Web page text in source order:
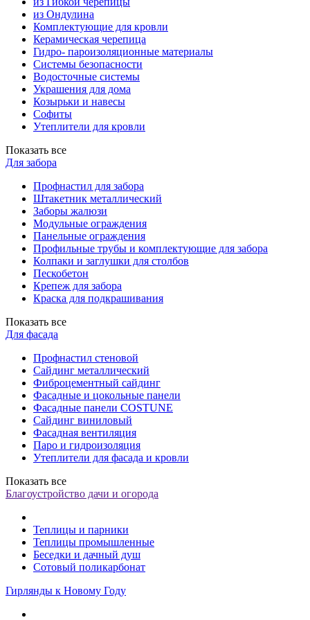
из Ондулина
Комплектующие для кровли
Керамическая черепица
Гидро- пароизоляционные материалы
Системы безопасности
Водосточные системы
Украшения для дома
Козырьки и навесы
Софиты
Утеплители для кровли
Показать все
Для забора
Профнастил для забора
Штакетник металлический
Заборы жалюзи
Модульные ограждения
Панельные ограждения
Профильные трубы и комплектующие для забора
Колпаки и заглушки для столбов
Пескобетон
Крепеж для забора
Краска для подкрашивания
Показать все
Для фасада
Профнастил стеновой
Сайдинг металлический
Фиброцементный сайдинг
Фасадные и цокольные панели
Фасадные панели COSTUNE
Сайдинг виниловый
Фасадная вентиляция
Паро и гидроизоляция
Утеплители для фасада и кровли
Показать все
Благоустройство дачи и огорода
Теплицы и парники
Теплицы промышленные
Беседки и дачный душ
Сотовый поликарбонат
Гирлянды к Новому Году